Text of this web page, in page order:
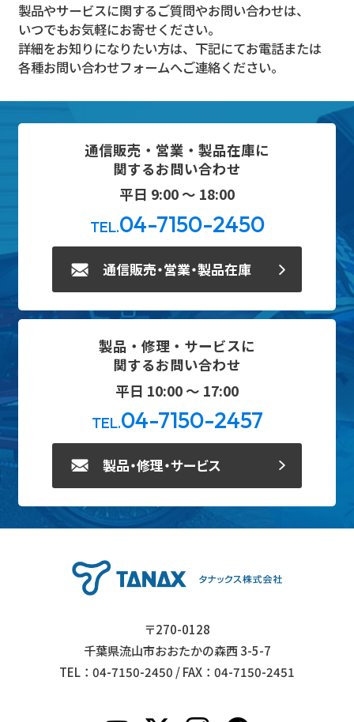
製品やサービスに関するご質問やお問い合わせは、
いつでもお気軽にお寄せください。
詳細をお知りになりたい方は、下記にてお電話または
各種お問い合わせフォームへご連絡ください。
通信販売・営業・製品在庫に
関するお問い合わせ
平日 9:00 ～ 18:00
TEL.04-7150-2450
通信販売・営業・製品在庫
製品・修理・サービスに
関するお問い合わせ
平日 10:00 ～ 17:00
TEL.04-7150-2457
製品・修理・サービス
〒270-0128
千葉県流山市おおたかの森西 3-5-7
TEL：04-7150-2450 / FAX：04-7150-2451